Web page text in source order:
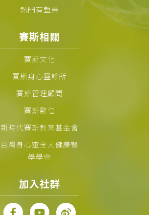
熱門有聲書
賽斯相關
賽斯文化
賽斯身心靈診所
賽斯管理顧問
賽斯數位
新時代賽斯教育基金會
台灣身心靈全人健康醫
學學會
加入社群